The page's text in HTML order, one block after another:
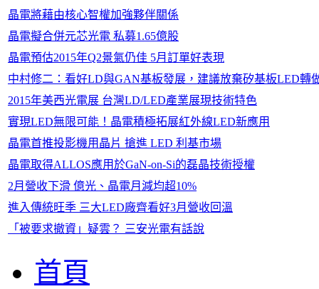
晶電將藉由核心智權加強夥伴關係
晶電擬合併元芯光電 私募1.65億股
晶電預估2015年Q2景氣仍佳 5月訂單好表現
中村修二：看好LD與GAN基板發展，建議放棄矽基板LED轉
2015年美西光電展 台灣LD/LED產業展現技術特色
實現LED無限可能！晶電積極拓展紅外線LED新應用
晶電首推投影機用晶片 搶進 LED 利基市場
晶電取得ALLOS應用於GaN-on-Si的磊晶技術授權
2月營收下滑 億光、晶電月減均超10%
進入傳統旺季 三大LED廠齊看好3月營收回溫
「被要求撤資」疑雲？ 三安光電有話說
首頁